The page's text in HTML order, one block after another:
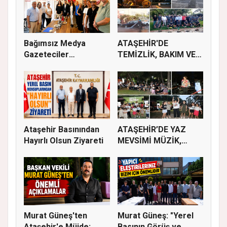
Bağımsız Medya
Gazeteciler
ATAŞEHİR'DE
TEMİZLİK, BAKIM VE
Ataşehir Basınından
Hayırlı Olsun Ziyareti
ATAŞEHİR’DE YAZ
MEVSİMİ MÜZİK,
Murat Güneş'ten
Murat Güneş: "Yerel